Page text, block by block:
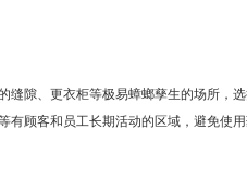
缝隙、更衣柜等极易蟑螂孳生的场所，
顾客和员工长期活动的区域，避免使